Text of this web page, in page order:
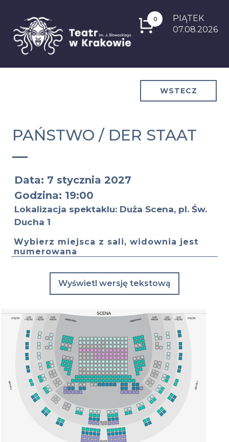
0
PIĄTEK
07.08.2026
WSTECZ
PAŃSTWO / DER STAAT
Data: 7 stycznia 2027
Godzina: 19:00
Lokalizacja spektaklu: Duża Scena, pl. Św.
Ducha 1
Wybierz miejsca z sali, widownia jest
numerowana
Wyświetl wersję tekstową